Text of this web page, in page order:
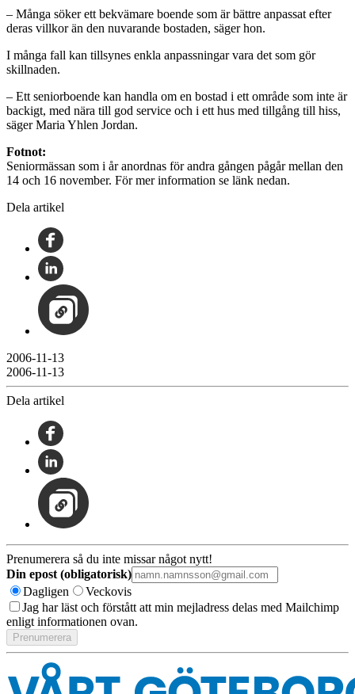
– Många söker ett bekvämare boende som är bättre anpassat efter
deras villkor än den nuvarande bostaden, säger hon.
I många fall kan tillsynes enkla anpassningar vara det som gör
skillnaden.
– Ett seniorboende kan handla om en bostad i ett område som inte är
backigt, med nära till god service och i ett hus med tillgång till hiss,
säger Maria Yhlen Jordan.
Fotnot:
Seniormässan som i år anordnas för andra gången pågår mellan den
14 och 16 november. För mer information se länk nedan.
Dela artikel
2006-11-13
2006-11-13
Dela artikel
Prenumerera så du inte missar något nytt!
Din epost (obligatorisk)
Dagligen
Veckovis
Jag har läst och förstått att min mejladress delas med Mailchimp
enligt informationen ovan.